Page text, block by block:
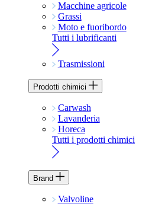
Macchine agricole
Grassi
Moto e fuoribordo
Tutti i lubrificanti
Trasmissioni
Prodotti chimici
Carwash
Lavanderia
Horeca
Tutti i prodotti chimici
Brand
Valvoline